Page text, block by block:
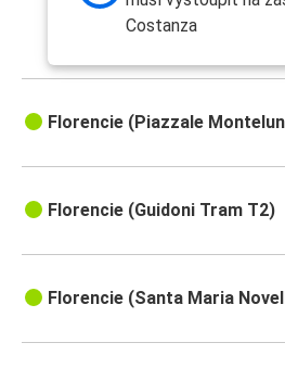
Costanza
Florencie (Piazzale
Florencie (Guidoni Tram T2)
Florencie (Santa Maria